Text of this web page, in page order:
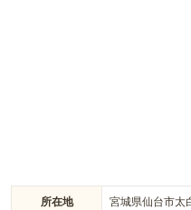
所在地 宮城県仙台市太